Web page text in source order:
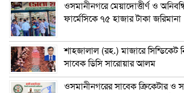
ওসমানীনগরে মেয়াদোত্তীর্ণ ও
ফার্মেসিকে ৭৫ হাজার টাকা জরিমানা
শাহজালাল (রহ.) মাজারে সিন্ডিকেট
সাবেক ডিসি সারোয়ার আলম
ওসমানীনগরের সাবেক ক্রিকেটার ও